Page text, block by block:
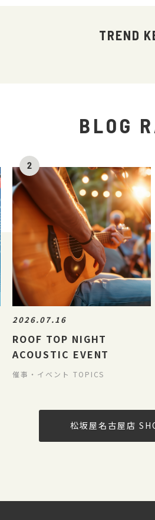
TREND
BLOG
2026.07.16
ROOF TOP NIGHT
ACOUSTIC EVENT
催事・イベント TOPICS
松坂屋名古屋店